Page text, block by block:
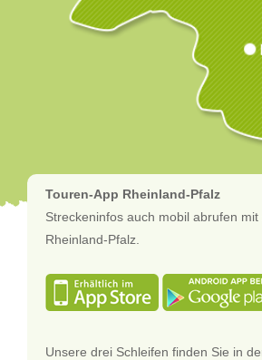
Touren-App Rheinland-Pfalz
Streckeninfos auch mobil abrufen
Rheinland-Pfalz.
Unsere drei Schleifen finden Sie in